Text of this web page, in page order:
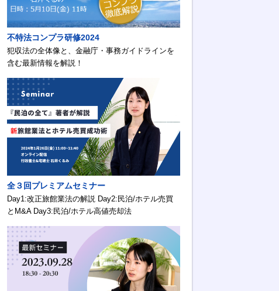
不特法コンプラ研修2024
犯収法の全体像と、金融庁・事務ガイドラインを
含む最新情報を解説！
全３回プレミアムセミナー
Day1:改正旅館業法の解説 Day2:民泊/ホテル売買
とM&A Day3:民泊/ホテル高値売却法